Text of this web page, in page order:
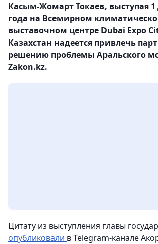
Касым-Жомарт Токаев, выступая 1
года на Всемирном
выставочном центре Dubai Expo
Казахстан надеется привлечь
решению проблемы Аральского
Zakon.kz.
Цитату из выступления главы
опубликовали в Telegram-канале